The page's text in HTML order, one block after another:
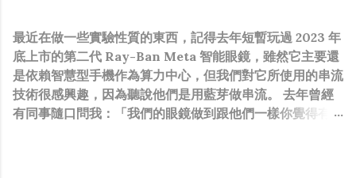
最近在做一些實驗性質的東西，記得去年短暫玩過 2023 年
底上市的第二代 Ray-Ban Meta 智能眼鏡，雖然它主要還
是依賴智慧型手機作為算力中心，但我們對它所使用的串流
技術很感興趣，因為聽說他們是用藍芽做串流。 去年曾經
有同事隨口問我：「我們的眼鏡做到跟他們一樣你覺得有可